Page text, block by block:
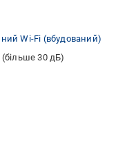
Wi-Fi (вбудований)
30 дБ)